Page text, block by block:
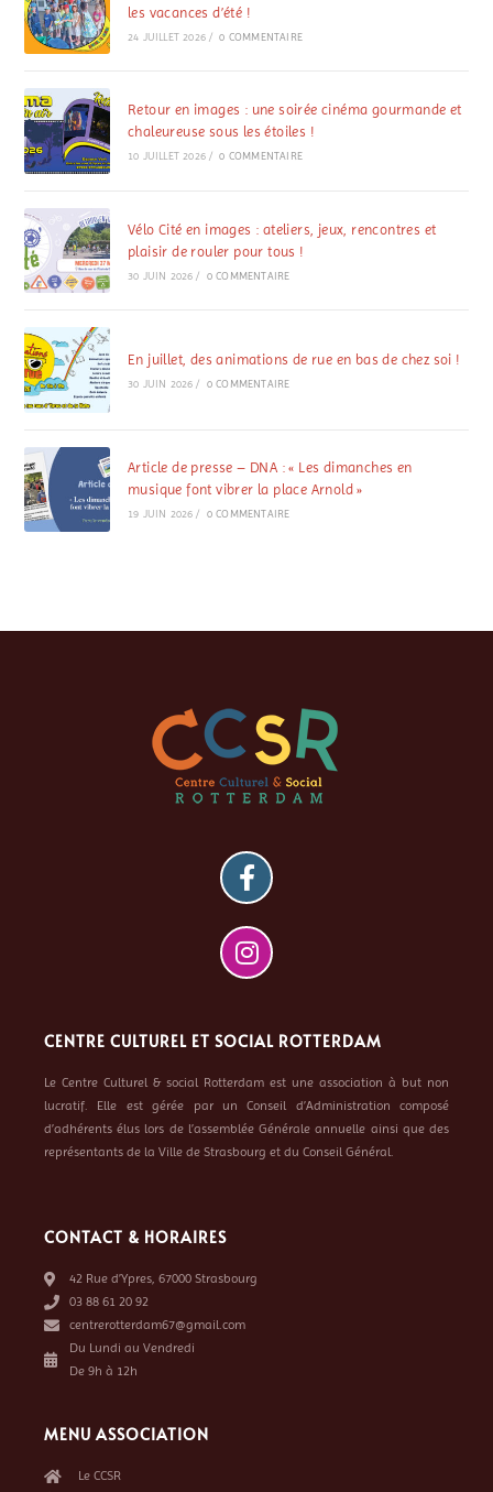
les vacances d’été !
24 JUILLET 2026 / 0 COMMENTAIRE
Retour en images : une soirée cinéma gourmande et
chaleureuse sous les étoiles !
10 JUILLET 2026 / 0 COMMENTAIRE
Vélo Cité en images : ateliers, jeux, rencontres et
plaisir de rouler pour tous !
30 JUIN 2026 / 0 COMMENTAIRE
En juillet, des animations de rue en bas de chez soi !
30 JUIN 2026 / 0 COMMENTAIRE
Article de presse – DNA : « Les dimanches en
musique font vibrer la place Arnold »
19 JUIN 2026 / 0 COMMENTAIRE
CENTRE CULTUREL ET SOCIAL ROTTERDAM
Le Centre Culturel & social Rotterdam est une association à but non
lucratif. Elle est gérée par un Conseil d’Administration composé
d’adhérents élus lors de l’assemblée Générale annuelle ainsi que des
représentants de la Ville de Strasbourg et du Conseil Général.
CONTACT & HORAIRES
42 Rue d’Ypres, 67000 Strasbourg
03 88 61 20 92
centrerotterdam67@gmail.com
Du Lundi au Vendredi
De 9h à 12h
MENU ASSOCIATION
Le CCSR